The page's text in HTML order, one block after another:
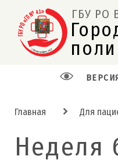
ГБУ РО
Главная Для
Неделя